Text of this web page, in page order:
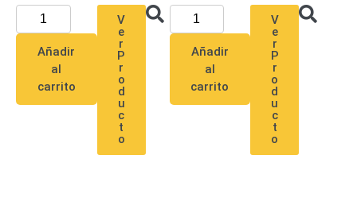
Software
Analíticas
EPCOM
Cloud
HIKVISION
Wisenet
Wave
Videograbadoras
Añadir
al
carrito
V
e
r
P
r
o
d
u
c
t
o
Añadir
al
carrito
V
e
r
P
r
o
d
u
c
t
o